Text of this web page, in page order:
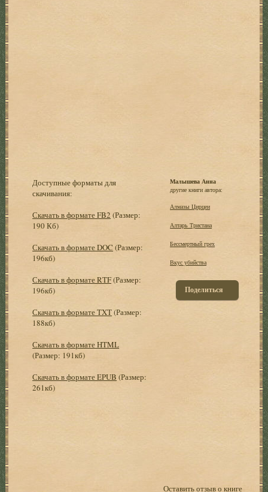
Доступные форматы для
скачивания:
Скачать в формате FB2 (Размер:
190 Кб)
Скачать в формате DOC (Размер:
196кб)
Скачать в формате RTF(Размер:
196кб)
Скачать в формате TXT(Размер:
188кб)
Скачать в формате HTML
(Размер: 191кб)
Скачать в формате EPUB (Размер:
261кб)
Малышева Анна
другие книги автора:
Алмазы Цирцеи
Алтарь Тристана
Бессмертный грех
Вкус убийства
Поделиться
Оставить отзыв о книге